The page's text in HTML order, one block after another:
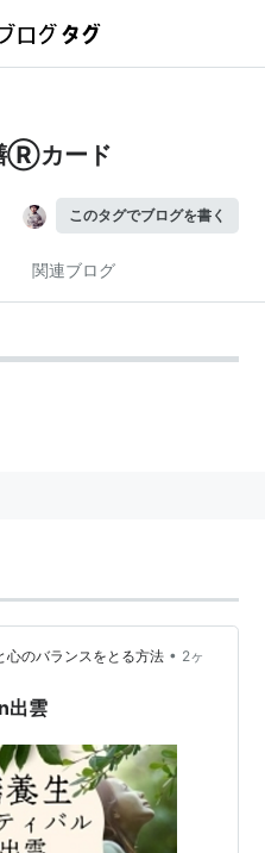
Ⓡカード
このタグでブログを書く
関連ブログ
心のバランスをとる方法 • 2ヶ
出雲